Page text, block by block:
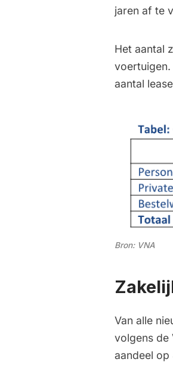
jaren af te
Het aantal
voertuigen.
aantal
Bron: VNA
Van alle
volgens de
aandeel